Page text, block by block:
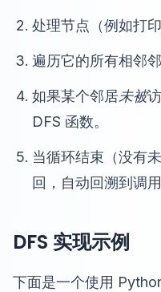
处理节点（例如打印
遍历它的所有相邻邻
如果某个邻居未被
DFS 函数。
当循环结束（没有
回，自动回溯到调
DFS 实现示例
下面是一个使用